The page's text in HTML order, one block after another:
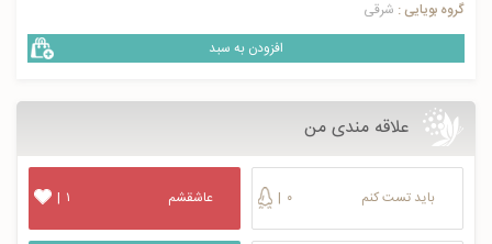
گروه بویایی : شرقی
افزودن به سبد
علاقه مندی من
باید تست کنم | ۰ عاشقشم | ۱